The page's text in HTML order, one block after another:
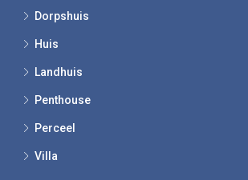
Dorpshuis
Huis
Landhuis
Penthouse
Perceel
Villa